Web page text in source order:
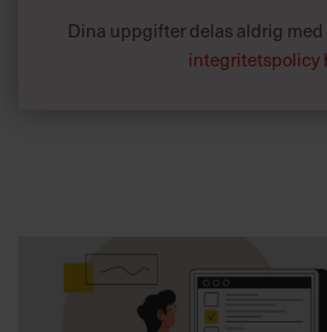
Dina uppgifter delas aldrig med
integritetspolicy